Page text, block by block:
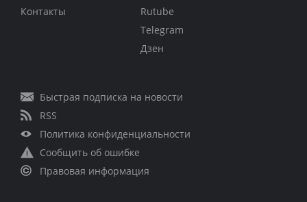
Контакты
Rutube
Telegram
Дзен
Быстрая подписка на новости
RSS
Политика конфиденциальности
Сообщить об ошибке
Правовая информация